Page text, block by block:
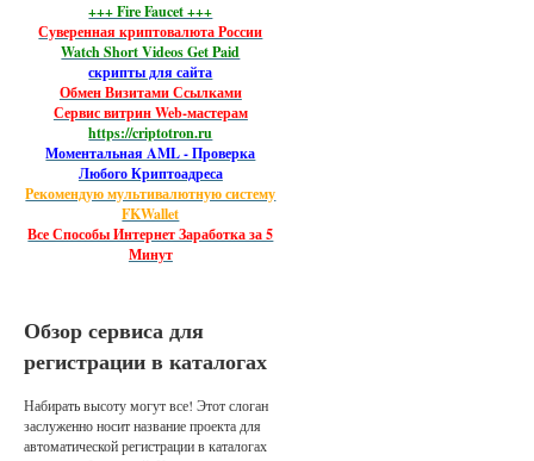
+++ Fire Faucet +++
Суверенная криптовалюта России
Watch Short Videos Get Paid
скрипты для сайта
Обмен Визитами Ссылками
Сервис витрин Web-мастерам
https://criptotron.ru
Моментальная AML - Проверка
Любого Криптоадреса
Рекомендую мультивалютную систему
FKWallet
Все Способы Интернет Заработка за 5
Минут
Обзор сервиса для
регистрации в каталогах
Набирать высоту могут все! Этот слоган
заслуженно носит название проекта для
автоматической регистрации в каталогах